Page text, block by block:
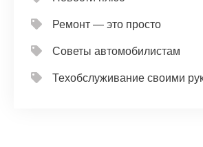
Ремонт — это просто
Советы автомобилистам
Техобслуживание своими